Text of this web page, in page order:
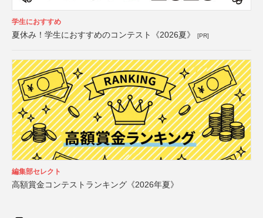
学生におすすめ
夏休み！学生におすすめのコンテスト《2026夏》 [PR]
編集部セレクト
高額賞金コンテストランキング《2026年夏》